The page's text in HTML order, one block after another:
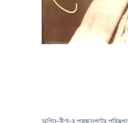
অগ্নি-বীণা-র প্রচ্ছদপটের